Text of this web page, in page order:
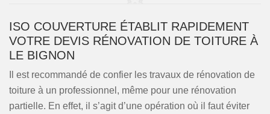
ISO COUVERTURE ÉTABLIT RAPIDEMENT
VOTRE DEVIS RÉNOVATION DE TOITURE À
LE BIGNON
Il est recommandé de confier les travaux de rénovation de
toiture à un professionnel, même pour une rénovation
partielle. En effet, il s’agit d’une opération où il faut éviter